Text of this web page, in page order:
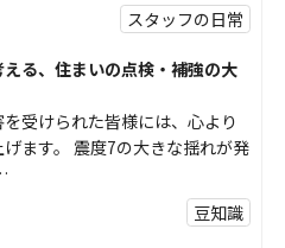
スタッフの日常
る、住まいの点検・補強の大
受けられた皆様には、心より
ます。 震度7の大きな揺れが発
豆知識